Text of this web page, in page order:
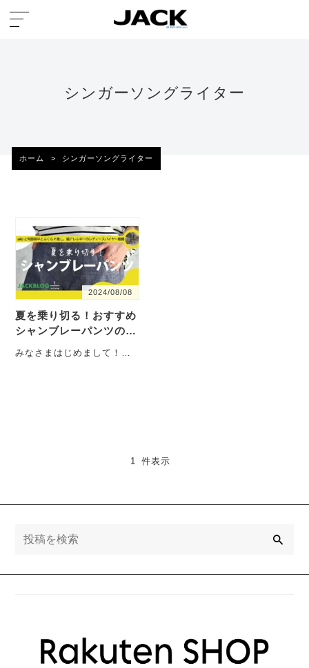
シンガーソングライター
ホーム > シンガーソングライター
2024/08/08
夏を乗り切る！おすすめ
シャンブレーパンツのご
みなさまはじめまして！
1 件表示